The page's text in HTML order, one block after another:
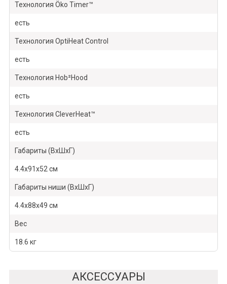
Технология Öko Timer™
есть
Технология OptiHeat Control
есть
Технология Hob²Hood
есть
Технология CleverHeat™
есть
Габариты (ВхШхГ)
4.4х91х52 см
Габариты ниши (ВхШхГ)
4.4х88х49 см
Вес
18.6 кг
АКСЕССУАРЫ